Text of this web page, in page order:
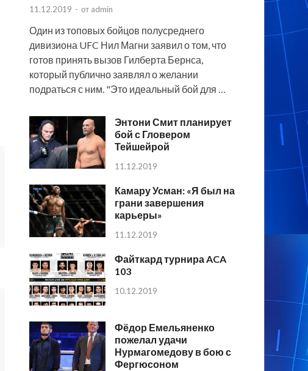
11.12.2019 - от admin
Один из топовых бойцов полусреднего
дивизиона UFC Нил Магни заявил о том, что
готов принять вызов Гилберта Бернса,
который публично заявлял о желании
подраться с ним. "Это идеальный бой для …
Энтони Смит планирует
бой с Гловером
Тейшейрой
11.12.2019
Камару Усман: «Я был на
грани завершения
карьеры»
11.12.2019
Файткард турнира ACA
103
10.12.2019
Фёдор Емельяненко
пожелал удачи
Нурмагомедову в бою с
Фергюсоном